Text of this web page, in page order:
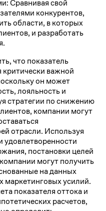
Сравнивая свой
конкурентов,
области, в которых
и разработать
что показатель
критически важной
он может
лояльность и
стратегии по снижению
компании могут
отрасли. Используя
удовлетворенности
постановки целей
могут получить
на данных
маркетинговых усилий.
показателя оттока и
расчетов,